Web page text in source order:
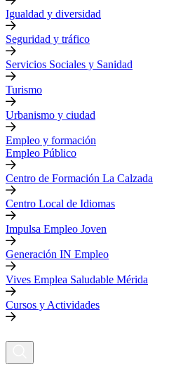
Igualdad y diversidad
Seguridad y tráfico
Servicios Sociales y Sanidad
Turismo
Urbanismo y ciudad
Empleo y formación
Empleo Público
Centro de Formación La Calzada
Centro Local de Idiomas
Impulsa Empleo Joven
Generación IN Empleo
Vives Emplea Saludable Mérida
Cursos y Actividades